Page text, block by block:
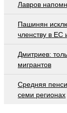
Лавров
Пашинян
членству в
Дмитриев:
мигрантов
Средняя
семи регионах